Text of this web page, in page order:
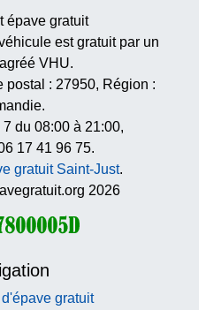
épave gratuit
est gratuit par un
VHU.
postal : 27950, Région :
.
7 du 08:00 à 21:00,
17 41 96 75.
gratuit Saint-Just.
2026
gratuit